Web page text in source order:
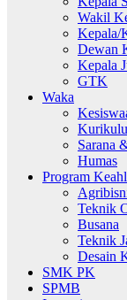
Wakil
Kepala/
Dewan
Kepala
GTK
Waka
Sarana
Humas
Program
Teknik
Busana
Teknik
Desain
SMK PK
SPMB